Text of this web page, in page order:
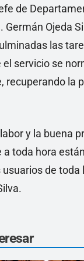
de
Germán Ojeda
las
el servicio se
recuperando la
y la buena
a toda hora
de toda